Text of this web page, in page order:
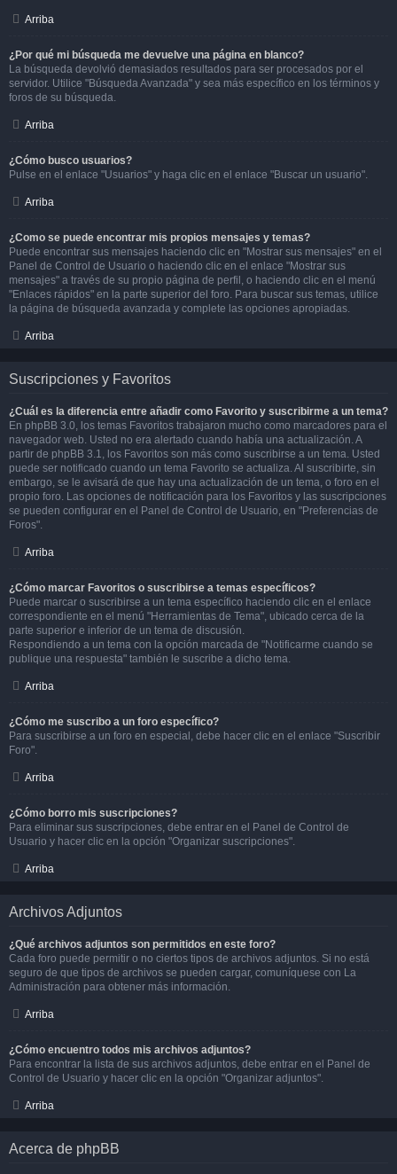
Arriba
¿Por qué mi búsqueda me devuelve una página en blanco?
La búsqueda devolvió demasiados resultados para ser procesados por el
servidor. Utilice "Búsqueda Avanzada" y sea más específico en los términos y
foros de su búsqueda.
Arriba
¿Cómo busco usuarios?
Pulse en el enlace "Usuarios" y haga clic en el enlace "Buscar un usuario".
Arriba
¿Como se puede encontrar mis propios mensajes y temas?
Puede encontrar sus mensajes haciendo clic en "Mostrar sus mensajes" en el
Panel de Control de Usuario o haciendo clic en el enlace "Mostrar sus
mensajes" a través de su propio página de perfil, o haciendo clic en el menú
"Enlaces rápidos" en la parte superior del foro. Para buscar sus temas, utilice
la página de búsqueda avanzada y complete las opciones apropiadas.
Arriba
Suscripciones y Favoritos
¿Cuál es la diferencia entre añadir como Favorito y suscribirme a un tema?
En phpBB 3.0, los temas Favoritos trabajaron mucho como marcadores para el
navegador web. Usted no era alertado cuando había una actualización. A
partir de phpBB 3.1, los Favoritos son más como suscribirse a un tema. Usted
puede ser notificado cuando un tema Favorito se actualiza. Al suscribirte, sin
embargo, se le avisará de que hay una actualización de un tema, o foro en el
propio foro. Las opciones de notificación para los Favoritos y las suscripciones
se pueden configurar en el Panel de Control de Usuario, en "Preferencias de
Foros".
Arriba
¿Cómo marcar Favoritos o suscribirse a temas específicos?
Puede marcar o suscribirse a un tema específico haciendo clic en el enlace
correspondiente en el menú "Herramientas de Tema", ubicado cerca de la
parte superior e inferior de un tema de discusión.
Respondiendo a un tema con la opción marcada de "Notificarme cuando se
publique una respuesta" también le suscribe a dicho tema.
Arriba
¿Cómo me suscribo a un foro específico?
Para suscribirse a un foro en especial, debe hacer clic en el enlace "Suscribir
Foro".
Arriba
¿Cómo borro mis suscripciones?
Para eliminar sus suscripciones, debe entrar en el Panel de Control de
Usuario y hacer clic en la opción "Organizar suscripciones".
Arriba
Archivos Adjuntos
¿Qué archivos adjuntos son permitidos en este foro?
Cada foro puede permitir o no ciertos tipos de archivos adjuntos. Si no está
seguro de que tipos de archivos se pueden cargar, comuníquese con La
Administración para obtener más información.
Arriba
¿Cómo encuentro todos mis archivos adjuntos?
Para encontrar la lista de sus archivos adjuntos, debe entrar en el Panel de
Control de Usuario y hacer clic en la opción "Organizar adjuntos".
Arriba
Acerca de phpBB